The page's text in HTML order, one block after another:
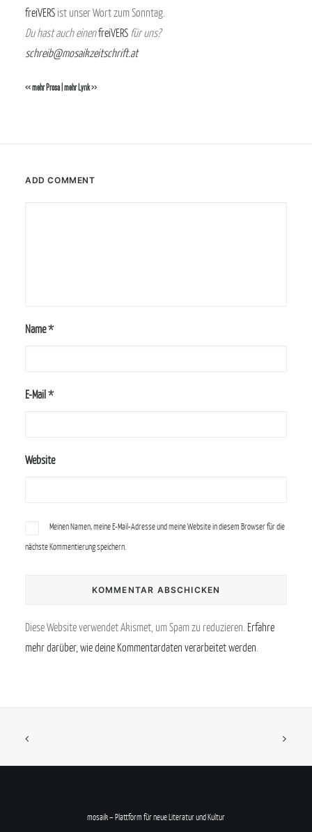
freiVERS ist unser Wort zum Sonntag.
Du hast auch einenfreiVERS für uns?
schreib@mosaikzeitschrift.at
<< mehr Prosa| mehr Lyrik >>
ADD COMMENT
Name*
E-Mail *
Website
Meinen Namen, meine E-Mail-Adresse und meine Website in diesem Browser für die
nächste Kommentierung speichern.
Diese Website verwendet Akismet, um Spam zu reduzieren. Erfahre
mehr darüber, wie deine Kommentardaten verarbeitet werden.
mosaik – Plattform für neue Literatur und Kultur